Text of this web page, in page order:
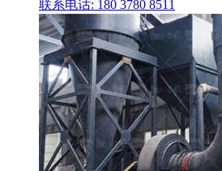
联系电话: 180 3780 8511